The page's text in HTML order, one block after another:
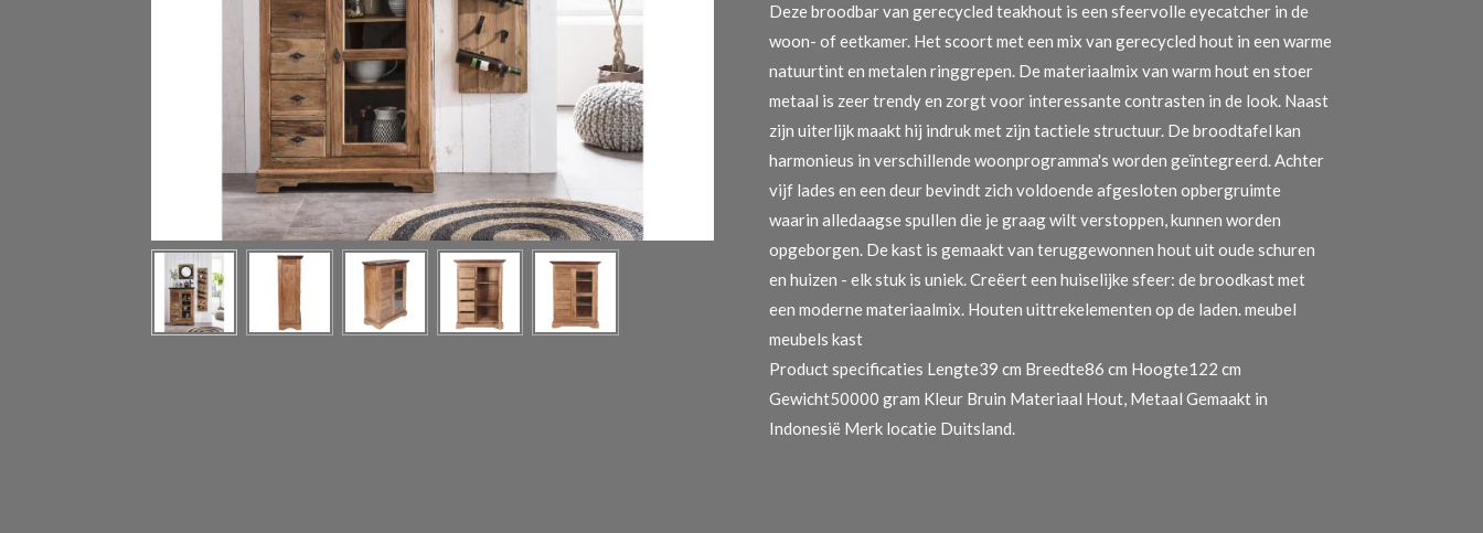
Deze broodbar van gerecycled teakhout is een sfeervolle eyecatcher in de
woon- of eetkamer. Het scoort met een mix van gerecycled hout in een warme
natuurtint en metalen ringgrepen. De materiaalmix van warm hout en stoer
metaal is zeer trendy en zorgt voor interessante contrasten in de look. Naast
zijn uiterlijk maakt hij indruk met zijn tactiele structuur. De broodtafel kan
harmonieus in verschillende woonprogramma's worden geïntegreerd. Achter
vijf lades en een deur bevindt zich voldoende afgesloten opbergruimte
waarin alledaagse spullen die je graag wilt verstoppen, kunnen worden
opgeborgen. De kast is gemaakt van teruggewonnen hout uit oude schuren
en huizen - elk stuk is uniek. Creëert een huiselijke sfeer: de broodkast met
een moderne materiaalmix. Houten uittrekelementen op de laden. meubel
meubels kast
Product specificaties Lengte39 cm Breedte86 cm Hoogte122 cm
Gewicht50000 gram Kleur Bruin Materiaal Hout, Metaal Gemaakt in
Indonesië Merk locatie Duitsland.